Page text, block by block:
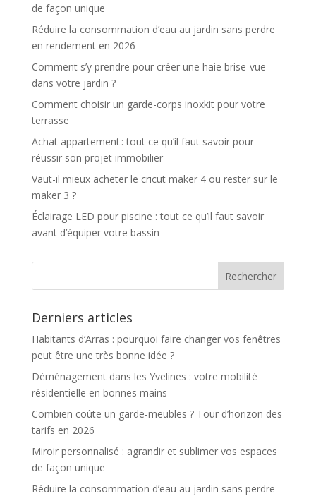
de façon unique
Réduire la consommation d’eau au jardin sans perdre
en rendement en 2026
Comment s’y prendre pour créer une haie brise-vue
dans votre jardin ?
Comment choisir un garde-corps inoxkit pour votre
terrasse
Achat appartement : tout ce qu’il faut savoir pour
réussir son projet immobilier
Vaut-il mieux acheter le cricut maker 4 ou rester sur le
maker 3 ?
Éclairage LED pour piscine : tout ce qu’il faut savoir
avant d’équiper votre bassin
Derniers articles
Habitants d’Arras : pourquoi faire changer vos fenêtres
peut être une très bonne idée ?
Déménagement dans les Yvelines : votre mobilité
résidentielle en bonnes mains
Combien coûte un garde-meubles ? Tour d’horizon des
tarifs en 2026
Miroir personnalisé : agrandir et sublimer vos espaces
de façon unique
Réduire la consommation d’eau au jardin sans perdre